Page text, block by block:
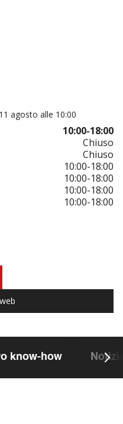
agosto alle 10:00
10:00-18:00
Chiuso
Chiuso
10:00-18:00
10:00-18:00
10:00-18:00
10:00-18:00
know-how